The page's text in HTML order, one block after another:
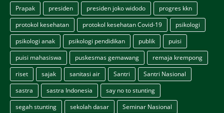
Prapak
presiden presiden joko widodo
progres kkn
protokol kesehatan
protokol kesehatan Covid-19
psikologi
psikologi anak
psikologi pendidikan publik
puisi
puisi mahasiswa
puskesmas gemawang
remaja krempong
riset
sajak sanitasi air Santri
Santri Nasional
sastra
sastra Indonesia
say no to stunting
segah stunting
sekolah dasar
Seminar Nasional